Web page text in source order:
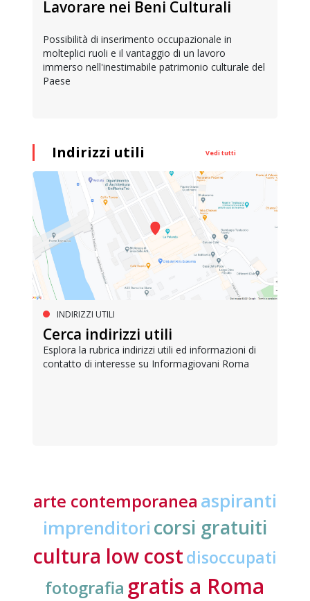
Lavorare nei Beni Culturali
Possibilità di inserimento occupazionale in
molteplici ruoli e il vantaggio di un lavoro
immerso nell'inestimabile patrimonio culturale del
Paese
Indirizzi utili Vedi tutti
INDIRIZZI UTILI
Cerca indirizzi utili
Esplora la rubrica indirizzi utili ed informazioni di
contatto di interesse su Informagiovani Roma
arte contemporanea aspiranti
imprenditori corsi gratuiti
cultura low costdisoccupati
fotografia gratis a Roma